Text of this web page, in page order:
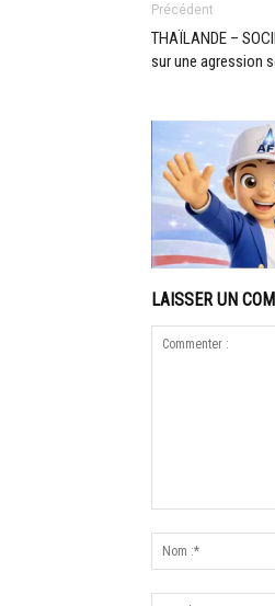
Précédent
THAÏLANDE –
sur une agression
LAISSER UN